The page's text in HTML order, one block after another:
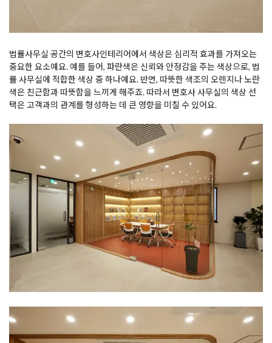
법률사무실 공간의 변호사인테리어에서 색상은 심리적 효과를 가져오는
중요한 요소예요. 예를 들어, 파란색은 신뢰와 안정감을 주는 색상으로, 법
률 사무실에 적합한 색상 중 하나예요. 반면, 따뜻한 색조의 오렌지나 노란
색은 친근함과 따뜻함을 느끼게 해주죠. 따라서 변호사 사무실의 색상 선
택은 고객과의 관계를 형성하는 데 큰 영향을 미칠 수 있어요.